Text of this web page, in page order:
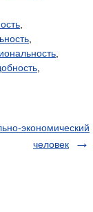
экономический
человек